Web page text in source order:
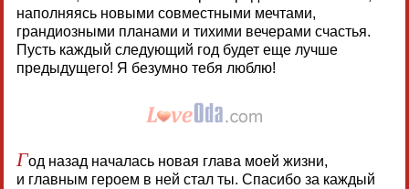
наполняясь новыми совместными мечтами,
грандиозными планами и тихими вечерами счастья.
Пусть каждый следующий год будет еще лучше
предыдущего! Я безумно тебя люблю!
Год назад началась новая глава моей жизни,
и главным героем в ней стал ты. Спасибо за каждый